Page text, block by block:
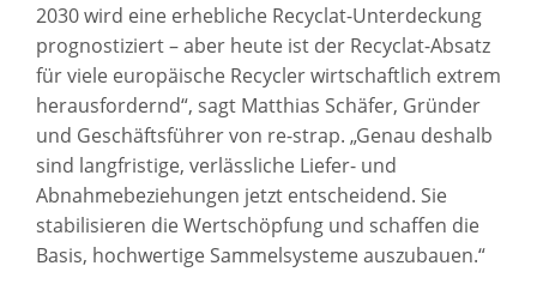
2030 wird eine erhebliche Recyclat-Unterdeckung
prognostiziert – aber heute ist der Recyclat-Absatz
für viele europäische Recycler wirtschaftlich extrem
herausfordernd“, sagt Matthias Schäfer, Gründer
und Geschäftsführer von re-strap. „Genau deshalb
sind langfristige, verlässliche Liefer- und
Abnahmebeziehungen jetzt entscheidend. Sie
stabilisieren die Wertschöpfung und schaffen die
Basis, hochwertige Sammelsysteme auszubauen.“